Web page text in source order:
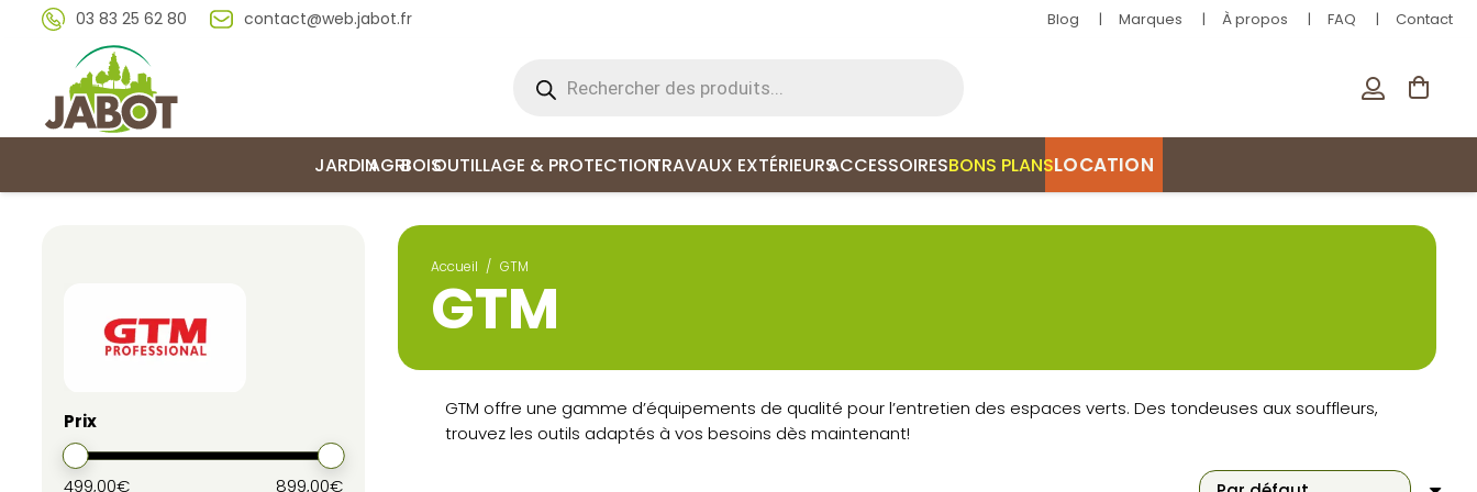
03 83 25 62 80 contact@web.jabot.fr Blog Marques À propos FAQ Contact
produits
JARDINAGRIBOISOUTILLAGE & PROTECTIONTRAVAUX EXTÉRIEURSACCESSOIRESBONS PLANSLOCATION
Prix
499,00€ 899,00€
Accueil / GTM
GTM
GTM offre une gamme d’équipements de qualité pour l’entretien des espaces verts. Des tondeuses aux souffleurs,
trouvez les outils adaptés à vos besoins dès maintenant!